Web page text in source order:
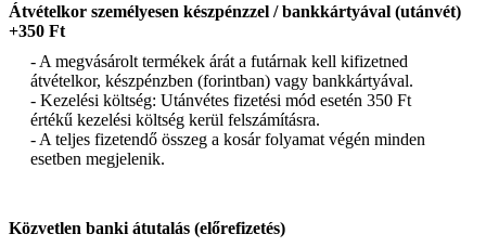
Átvételkor személyesen készpénzzel / bankkártyával (utánvét)
+350 Ft
- A megvásárolt termékek árát a futárnak kell kifizetned
átvételkor, készpénzben (forintban) vagy bankkártyával.
- Kezelési költség: Utánvétes fizetési mód esetén 350 Ft
értékű kezelési költség kerül felszámításra.
- A teljes fizetendő összeg a kosár folyamat végén minden
esetben megjelenik.
Közvetlen banki átutalás (előrefizetés)